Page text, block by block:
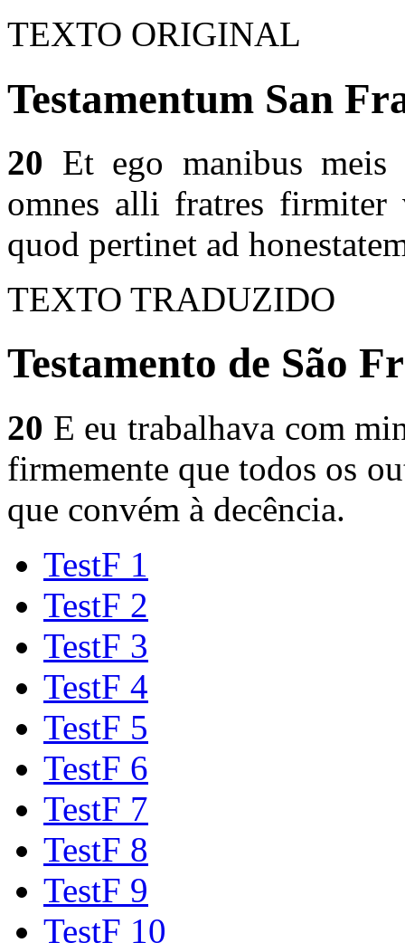
TEXTO ORIGINAL
Testamentum San
20 Et ego manibus
omnes alli fratres
quod pertinet ad
TEXTO TRADUZIDO
Testamento de São
20 E eu trabalhava com
firmemente que todos os
que convém à decência.
TestF 1
TestF 2
TestF 3
TestF 4
TestF 5
TestF 6
TestF 7
TestF 8
TestF 9
TestF 10